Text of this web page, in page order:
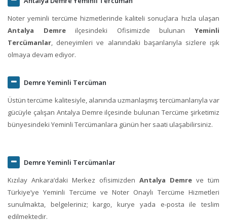
Noter yeminli tercüme hizmetlerinde kaliteli sonuçlara hızla ulaşan
Antalya Demreilçesindeki Ofisimizde bulunanYeminli
Tercümanlar, deneyimleri ve alanındaki başarılarıyla sizlere ışık
olmaya devam ediyor.
Demre Yeminli Tercüman
Üstün tercüme kalitesiyle, alanında uzmanlaşmış tercümanlarıyla var
gücüyle çalışan Antalya Demre ilçesinde bulunan Tercüme şirketimiz
bünyesindeki Yeminli Tercümanlara günün her saati ulaşabilirsiniz.
Demre Yeminli Tercümanlar
Kızılay Ankara‘daki Merkez ofisimizden Antalya Demre ve tüm
Türkiye’ye Yeminli Tercüme ve Noter Onaylı Tercüme Hizmetleri
sunulmakta, belgeleriniz; kargo, kurye yada e-posta ile teslim
edilmektedir.